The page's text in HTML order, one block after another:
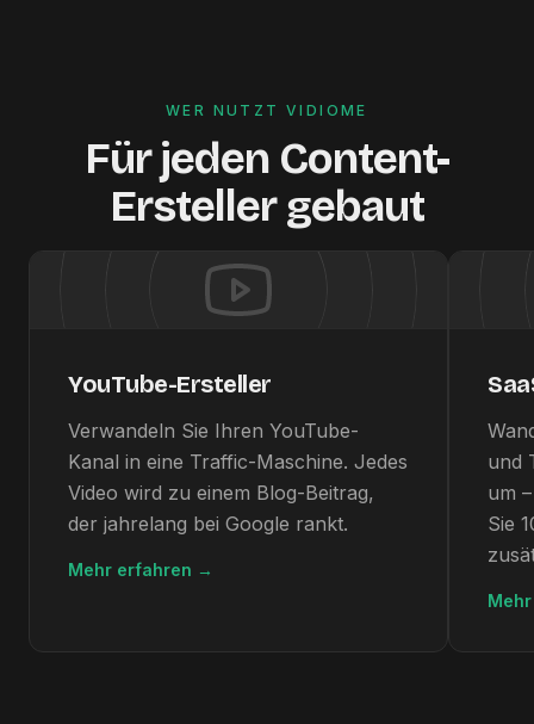
WER NUTZT VIDIOME
Für jeden Content-
Ersteller gebaut
YouTube-Ersteller
Verwandeln Sie Ihren YouTube-
Kanal in eine Traffic-Maschine. Jedes
Video wird zu einem Blog-Beitrag,
der jahrelang bei Google rankt.
Mehr erfahren →
und
um
Sie